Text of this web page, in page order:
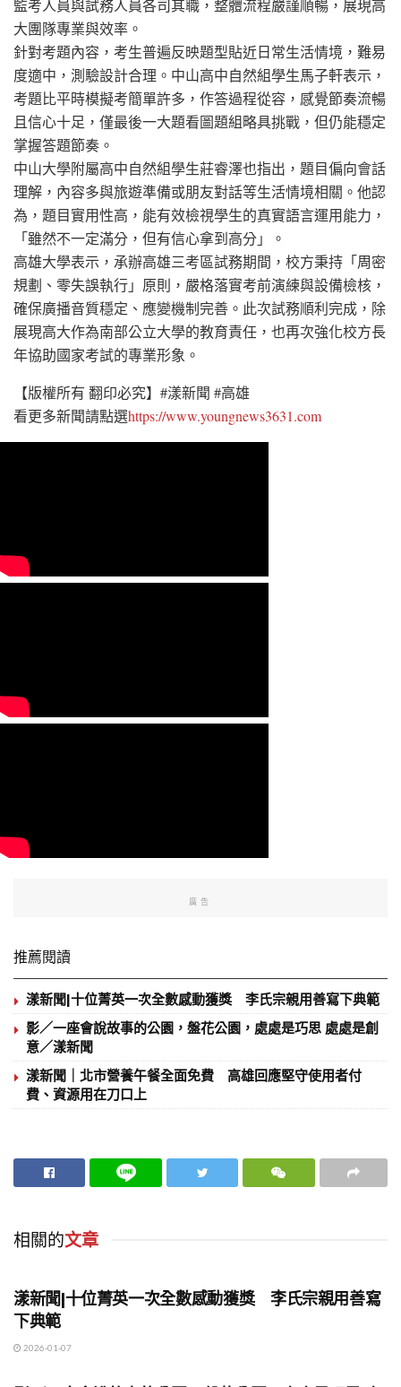
監考人員與試務人員各司其職，整體流程嚴謹順暢，展現高
大團隊專業與效率。
針對考題內容，考生普遍反映題型貼近日常生活情境，難易
度適中，測驗設計合理。中山高中自然組學生馬子軒表示，
考題比平時模擬考簡單許多，作答過程從容，感覺節奏流暢
且信心十足，僅最後一大題看圖題組略具挑戰，但仍能穩定
掌握答題節奏。
中山大學附屬高中自然組學生莊睿澤也指出，題目偏向會話
理解，內容多與旅遊準備或朋友對話等生活情境相關。他認
為，題目實用性高，能有效檢視學生的真實語言運用能力，
「雖然不一定滿分，但有信心拿到高分」。
高雄大學表示，承辦高雄三考區試務期間，校方秉持「周密
規劃、零失誤執行」原則，嚴格落實考前演練與設備檢核，
確保廣播音質穩定、應變機制完善。此次試務順利完成，除
展現高大作為南部公立大學的教育責任，也再次強化校方長
年協助國家考試的專業形象。
【版權所有 翻印必究】#漾新聞 #高雄
看更多新聞請點選https://www.youngnews3631.com
廣告
推薦閱讀
漾新聞|十位菁英一次全數感動獲獎 李氏宗親用善寫下典範
影／一座會說故事的公園，盤花公園，處處是巧思 處處是創
意／漾新聞
漾新聞｜北市營養午餐全面免費 高雄回應堅守使用者付
費、資源用在刀口上
相關的文章
漾新聞|十位菁英一次全數感動獲獎 李氏宗親用善寫
下典範
2026-01-07